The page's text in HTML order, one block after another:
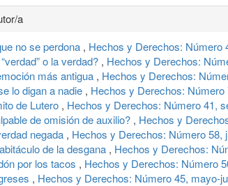
a
no se perdona , Hechos y Derechos: Número
o la verdad? , Hechos y Derechos:
más antigua , Hechos y Derechos:
lo digan a nadie , Hechos y Derechos: Número
de Lutero , Hechos y Derechos: Número 41,
de omisión de auxilio? , Hechos y
negada , Hechos y Derechos: Número 58,
de la desgana , Hechos y Derechos:
por los tacos , Hechos y Derechos: Número
, Hechos y Derechos: Número 45, mayo-